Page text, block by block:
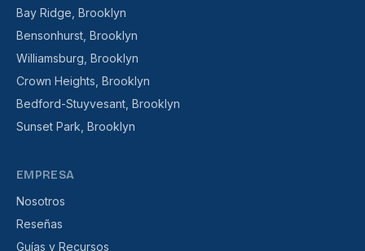
Bay Ridge, Brooklyn
Bensonhurst, Brooklyn
Williamsburg, Brooklyn
Crown Heights, Brooklyn
Bedford-Stuyvesant, Brooklyn
Sunset Park, Brooklyn
EMPRESA
Nosotros
Reseñas
Guías y Recursos